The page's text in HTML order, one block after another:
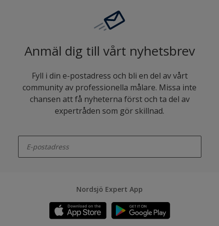
Anmäl dig till vårt nyhetsbrev
Fyll i din e-postadress och bli en del av vårt
community av professionella målare. Missa inte
chansen att få nyheterna först och ta del av
expertråden som gör skillnad.
Nordsjö Expert App